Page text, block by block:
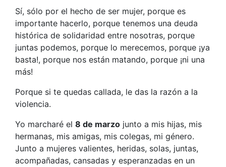
Sí, sólo por el hecho de ser mujer, porque es
importante hacerlo, porque tenemos una deuda
histórica de solidaridad entre nosotras, porque
juntas podemos, porque lo merecemos, porque ¡ya
basta!, porque nos están matando, porque ¡ni una
más!
Porque si te quedas callada, le das la razón a la
violencia.
Yo marcharé el 8 de marzo junto a mis hijas, mis
hermanas, mis amigas, mis colegas, mi género.
Junto a mujeres valientes, heridas, solas, juntas,
acompañadas, cansadas y esperanzadas en un